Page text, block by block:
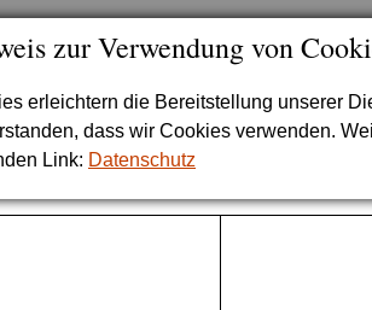
zur Verwendung von
erleichtern die Bereitstellung unserer
dass wir Cookies verwenden.
Link: Datenschutz